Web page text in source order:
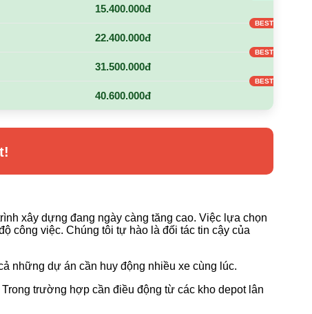
15.400.000đ
22.400.000đ
31.500.000đ
40.600.000đ
xây dựng đang ngày càng tăng cao. Việc lựa chọn
công việc. Chúng tôi tự hào là đối tác tin cậy của
những dự án cần huy động nhiều xe cùng lúc.
trường hợp cần điều động từ các kho depot lân